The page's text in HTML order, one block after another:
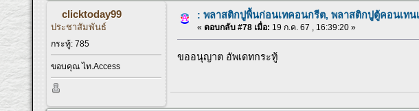
clicktoday99
ประชาสัมพันธ์
กระทู้: 785
ขอบคุณ ไท.Access
: พลาสติกปูพื้นก่อนเทคอนกรีต, พลาสติกปูตู้คอนเทน
« ตอบกลับ #78 เมื่อ: 19 ก.ค. 67 , 16:39:20 »
ขออนุญาต อัพเดทกระทู้